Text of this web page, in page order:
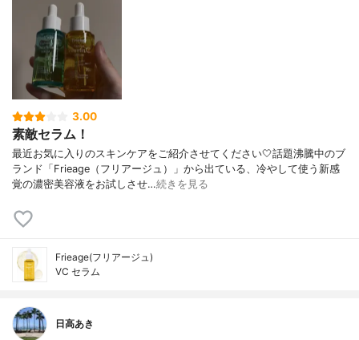
3.00
素敵セラム！
最近お気に入りのスキンケアをご紹介させてください🤍話題沸騰中のブ
ランド「Frieage（フリアージュ）」から出ている、冷やして使う新感
覚の濃密美容液をお試しさせ…続きを見る
Frieage(フリアージュ)
VC セラム
日高あき